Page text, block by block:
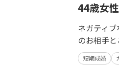
44歳女
ネガティ
のお相手
短期成婚